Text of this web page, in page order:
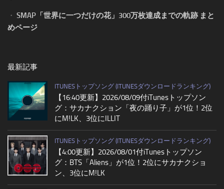
・ SMAP「世界に一つだけの花」300万枚達成までの軌跡 まと
めページ
最新記事
ITUNESトップソング (ITUNESダウンロードランキング)
【16:40更新】2026/08/09付iTunesトップソン
グ：サカナクション「夜の踊り子」が1位！2位
にM!LK、3位にILLIT
ITUNESトップソング (ITUNESダウンロードランキング)
【4:00更新】2026/08/01付iTunesトップソン
グ：BTS「Aliens」が1位！2位にサカナクショ
ン、3位にM!LK